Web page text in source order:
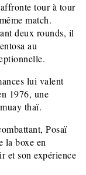
tour à tour
match.
deux rounds, il
au
lui valent
1976, une
thaï.
Posaï
la boxe en
et son expérience